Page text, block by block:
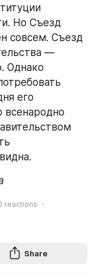
Но Съезд
совсем. Съезд
—
Однако
его
всенародно
reactions
Share